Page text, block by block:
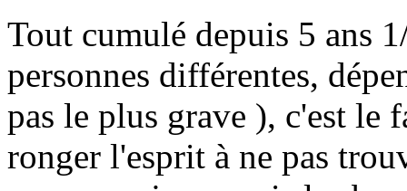
Tout cumulé depuis 5 ans
personnes différentes,
pas le plus grave ), c'est le
ronger l'esprit à ne pas